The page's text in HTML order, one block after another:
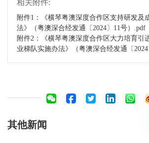
相关附件:
附件1：《横琴粤澳深度合作区支持研发及
法》（粤澳深合经发通〔2024〕11号）.pdf
附件2：《横琴粤澳深度合作区大力培育引
业梯队实施办法》（粤澳深合经发通〔
其他新闻